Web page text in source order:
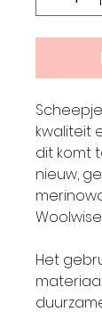
kwaliteit
dit komt
nieuw,
Woolwise.
Het